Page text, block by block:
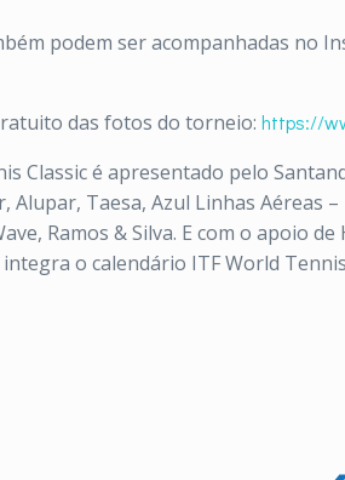
podem ser acompanhadas no
das fotos do torneio: https://
Classic é apresentado pelo
Taesa, Azul Linhas
Ramos & Silva. E com o apoio
o calendário ITF World